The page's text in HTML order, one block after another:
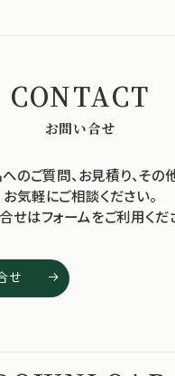
お問い合せ
のご質問、お見積り、その
お気軽にご相談ください。
せはフォームをご利用くだ
せ